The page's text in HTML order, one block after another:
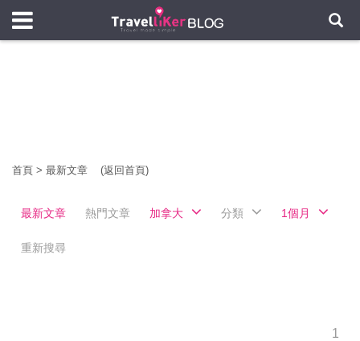
首頁 > 最新文章 (返回首頁)
最新文章 熱門文章 加拿大 分類 1個月
重新搜尋
1